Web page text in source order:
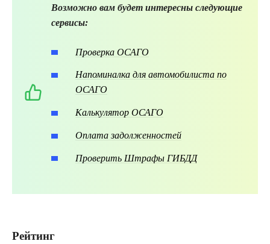
Возможно вам будет интересны следующие
сервисы:
Проверка ОСАГО
Напоминалка для автомобилиста по
ОСАГО
Калькулятор ОСАГО
Оплата задолженностей
Проверить Штрафы ГИБДД
Рейтинг